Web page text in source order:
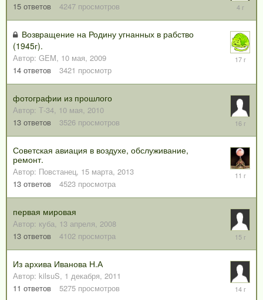
15 ответов 4247 просмотров
2022
Возвращение на Родину угнанных в рабство
(1945г).
Автор: GEM, 10 мая, 2009
14 ответов 3421 просмотр
15
фотографии из прошлого
Автор: Т-34, 10 мая, 2010
13 ответов 3526 просмотров
2010
Советская авиация в воздухе, обслуживание,
ремонт.
Автор: Повстанец, 15 марта, 2013
13 ответов 4523 просмотра
первая мировая
Автор: куба, 13 апреля, 2008
13 ответов 4102 просмотра
21
2011
Из архива Иванова Н.А
Автор: kilsuS, 1 декабря, 2011
11 ответов 5275 просмотров